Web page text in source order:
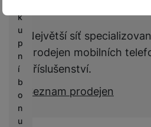
VŽDY AKTIVNÍ
Technické cookies umožňují váš
porovnávání produktů a další
Preferenční a rozšířené
Preferenční a rozšířené funkce-
nastavovat znovu a abyste se s
chatu
Povoleno
k
u
p
n
í
b
o
n
u
Největší síť
prodejen mobilních
příslušenství.
Seznam prodejen